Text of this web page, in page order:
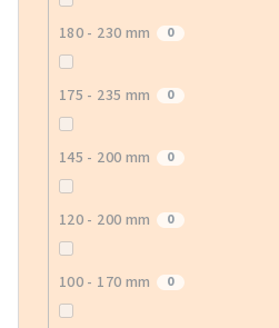
180 - 230 mm 0
175 - 235 mm 0
145 - 200 mm 0
120 - 200 mm 0
100 - 170 mm 0